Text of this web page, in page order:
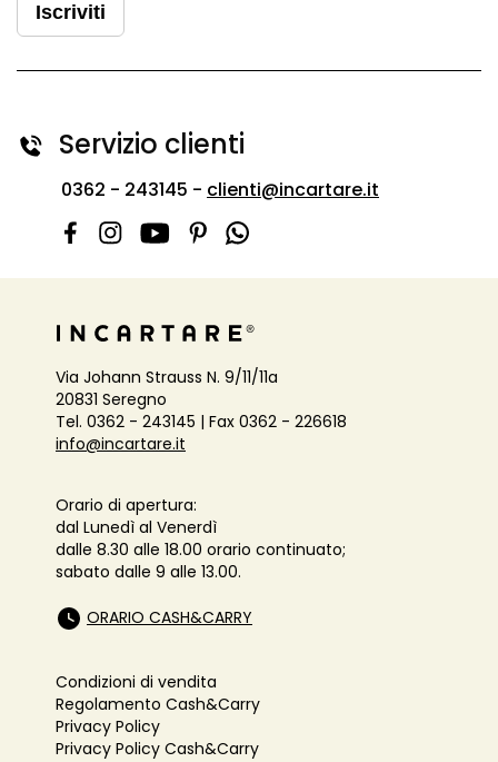
Iscriviti
Servizio clienti
0362 - 243145 - clienti@incartare.it
Via Johann Strauss N. 9/11/11a
20831 Seregno
Tel. 0362 - 243145 | Fax 0362 - 226618
info@incartare.it
Orario di apertura:
dal Lunedì al Venerdì
dalle 8.30 alle 18.00 orario continuato;
sabato dalle 9 alle 13.00.
ORARIO CASH&CARRY
Condizioni di vendita
Regolamento Cash&Carry
Privacy Policy
Privacy Policy Cash&Carry